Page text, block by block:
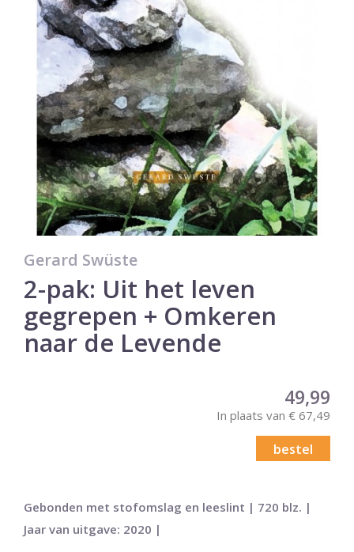
Gerard Swüste
2-pak: Uit het leven
gegrepen + Omkeren
naar de Levende
49,99
In plaats van € 67,49
bestel
Gebonden met stofomslag en leeslint | 720 blz. |
Jaar van uitgave: 2020 |